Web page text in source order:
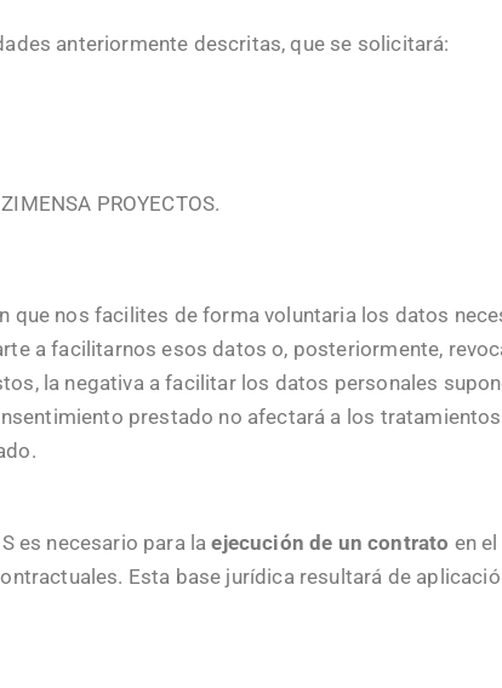
anteriormente descritas, que se solicitará:
PROYECTOS.
que nos facilites de forma voluntaria los datos
a facilitarnos esos datos o, posteriormente,
la negativa a facilitar los datos personales
prestado no afectará a los
es necesario para laejecución de un contrato en
Esta base jurídica resultará de